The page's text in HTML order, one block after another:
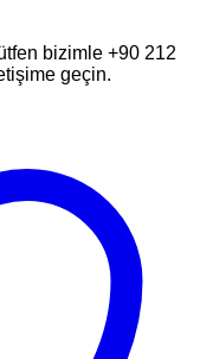
bizimle +90 212
geçin.